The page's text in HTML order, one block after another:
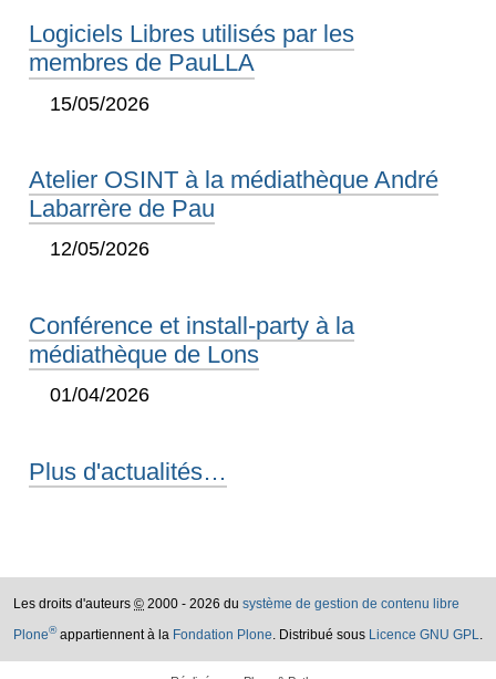
Logiciels Libres utilisés par les
membres de PauLLA
15/05/2026
Atelier OSINT à la médiathèque André
Labarrère de Pau
12/05/2026
Conférence et install-party à la
médiathèque de Lons
01/04/2026
Plus d'actualités…
Les droits d'auteurs © 2000 - 2026 du système de gestion de contenu libre
Plone®appartiennent à la Fondation Plone. Distribué sous Licence GNU GPL.